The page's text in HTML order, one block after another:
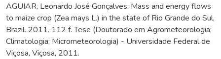
AGUIAR, Leonardo José Gonçalves. Mass and energy flows
to maize crop (Zea mays L.) in the state of Rio Grande do Sul,
Brazil. 2011. 112 f. Tese (Doutorado em Agrometeorologia;
Climatologia; Micrometeorologia) - Universidade Federal de
Viçosa, Viçosa, 2011.